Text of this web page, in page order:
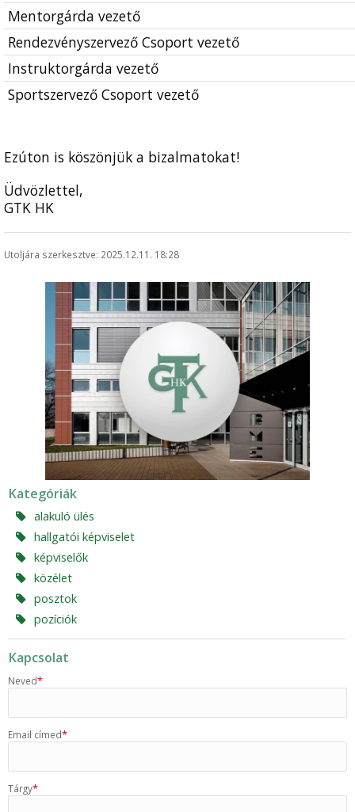
Mentorgárda vezető
Rendezvényszervező Csoport vezető
Instruktorgárda vezető
Sportszervező Csoport vezető
Ezúton is köszönjük a bizalmatokat!
Üdvözlettel,
GTK HK
Utoljára szerkesztve: 2025.12.11. 18:28
Kategóriák
alakuló ülés
hallgatói képviselet
képviselők
közélet
posztok
pozíciók
Kapcsolat
Neved*
Email címed*
Tárgy*